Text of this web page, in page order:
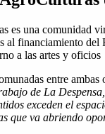
es una comunidad
al financiamiento
a las artes y
entre
de La
exceden el
que va abriendo